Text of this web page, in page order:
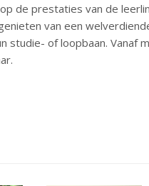
de prestaties van de
van een
studie- of loopbaan. Vanaf